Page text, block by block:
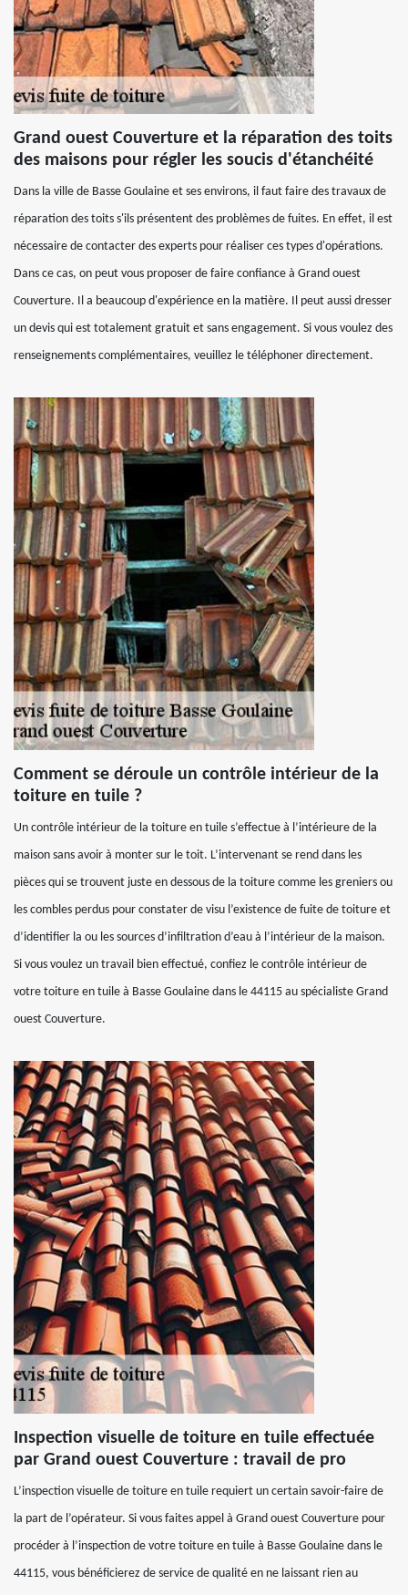
Grand ouest Couverture et la réparation des toits
des maisons pour régler les soucis d'étanchéité
Dans la ville de Basse Goulaine et ses environs, il faut faire des travaux de
réparation des toits s'ils présentent des problèmes de fuites. En effet, il est
nécessaire de contacter des experts pour réaliser ces types d'opérations.
Dans ce cas, on peut vous proposer de faire confiance à Grand ouest
Couverture. Il a beaucoup d'expérience en la matière. Il peut aussi dresser
un devis qui est totalement gratuit et sans engagement. Si vous voulez des
renseignements complémentaires, veuillez le téléphoner directement.
Comment se déroule un contrôle intérieur de la
toiture en tuile ?
Un contrôle intérieur de la toiture en tuile s’effectue à l’intérieure de la
maison sans avoir à monter sur le toit. L’intervenant se rend dans les
pièces qui se trouvent juste en dessous de la toiture comme les greniers ou
les combles perdus pour constater de visu l’existence de fuite de toiture et
d’identifier la ou les sources d’infiltration d’eau à l’intérieur de la maison.
Si vous voulez un travail bien effectué, confiez le contrôle intérieur de
votre toiture en tuile à Basse Goulaine dans le 44115 au spécialiste Grand
ouest Couverture.
Inspection visuelle de toiture en tuile effectuée
par Grand ouest Couverture : travail de pro
L’inspection visuelle de toiture en tuile requiert un certain savoir-faire de
la part de l’opérateur. Si vous faites appel à Grand ouest Couverture pour
procéder à l’inspection de votre toiture en tuile à Basse Goulaine dans le
44115, vous bénéficierez de service de qualité en ne laissant rien au